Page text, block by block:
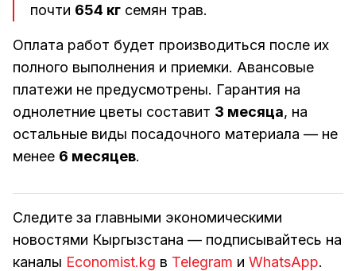
почти 654 кг семян трав.
Оплата работ будет производиться после их
полного выполнения и приемки. Авансовые
платежи не предусмотрены. Гарантия на
однолетние цветы составит 3 месяца, на
остальные виды посадочного материала — не
менее 6 месяцев.
Следите за главными экономическими
новостями Кыргызстана — подписывайтесь на
каналы Economist.kg в Telegram и WhatsApp.